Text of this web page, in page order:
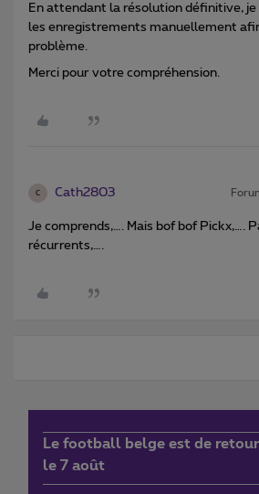
En attendant la résolution définitive,
les enregistrements manuellement
problème.
Merci pour votre compréhension.
C Cath2803
Je comprends,…. Mais bof bof Pickx,….
récurrents,….
Le football belge est de
le 7 août